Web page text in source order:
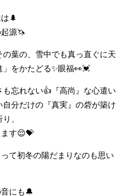
🌲
源🦄
葉の、雪中でも真っ直ぐに天
をかたどる✨眼福👀💓
も忘れない👍『高尚』な心遣い
分だけの『真実』の砦が築け
、
す😌💝
て初冬の陽だまりなのも思い
にも🔔